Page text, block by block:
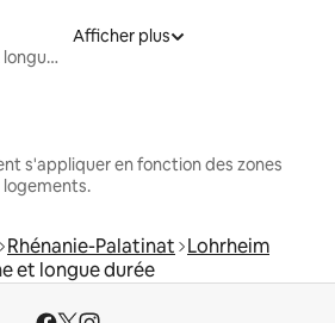
Locations moyenne et longue durée
Afficher plus
s'appliquer en fonction des zones
Rhénanie-Palatinat Lohrheim
et longue durée